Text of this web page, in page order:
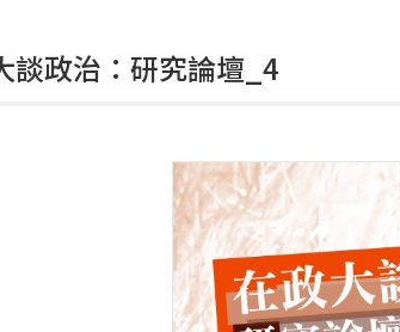
談政治：研究論壇_4